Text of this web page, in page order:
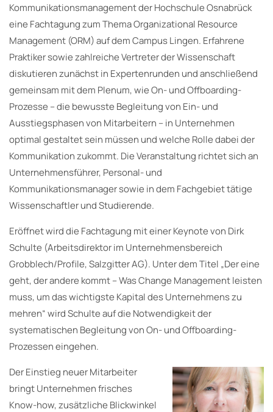
Kommunikationsmanagement der Hochschule Osnabrück
eine Fachtagung zum Thema Organizational Resource
Management (ORM) auf dem Campus Lingen. Erfahrene
Praktiker sowie zahlreiche Vertreter der Wissenschaft
diskutieren zunächst in Expertenrunden und anschließend
gemeinsam mit dem Plenum, wie On- und Offboarding-
Prozesse – die bewusste Begleitung von Ein- und
Ausstiegsphasen von Mitarbeitern – in Unternehmen
optimal gestaltet sein müssen und welche Rolle dabei der
Kommunikation zukommt. Die Veranstaltung richtet sich an
Unternehmensführer, Personal- und
Kommunikationsmanager sowie in dem Fachgebiet tätige
Wissenschaftler und Studierende.
Eröffnet wird die Fachtagung mit einer Keynote von Dirk
Schulte (Arbeitsdirektor im Unternehmensbereich
Grobblech/Profile, Salzgitter AG). Unter dem Titel „Der eine
geht, der andere kommt – Was Change Management leisten
muss, um das wichtigste Kapital des Unternehmens zu
mehren“ wird Schulte auf die Notwendigkeit der
systematischen Begleitung von On- und Offboarding-
Prozessen eingehen.
Der Einstieg neuer Mitarbeiter
bringt Unternehmen frisches
Know-how, zusätzliche Blickwinkel